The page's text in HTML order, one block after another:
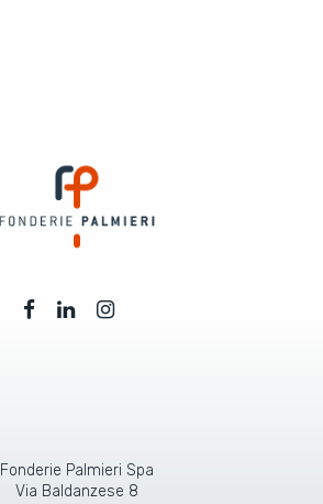
Fonderie Palmieri Spa
Via Baldanzese 8